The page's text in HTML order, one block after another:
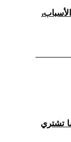
تشتري